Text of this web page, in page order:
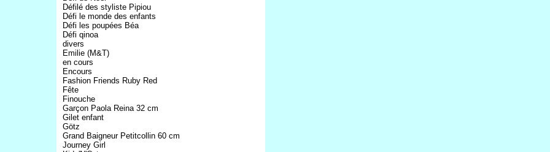
Défilé des styliste Pipiou
Défi le monde des enfants
Défi les poupées Béa
Défi qinoa
divers
Emilie (M&T)
en cours
Encours
Fashion Friends Ruby Red
Fête
Finouche
Garçon Paola Reina 32 cm
Gilet enfant
Götz
Grand Baigneur Petitcollin 60 cm
Journey Girl